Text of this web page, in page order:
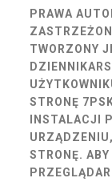
PRAWA
TWORZONY
STRONĘ
INSTALACJI
STRONĘ.